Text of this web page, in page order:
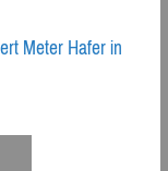
Meter Hafer in